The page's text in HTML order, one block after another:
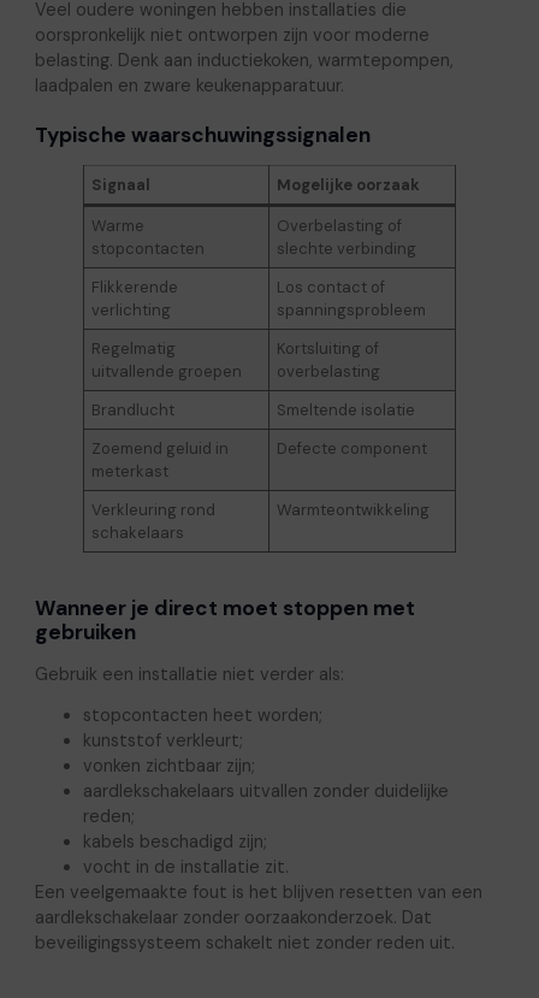
Veel oudere woningen hebben installaties die
oorspronkelijk niet ontworpen zijn voor moderne
belasting. Denk aan inductiekoken, warmtepompen,
laadpalen en zware keukenapparatuur.
Typische waarschuwingssignalen
Signaal
Mogelijke oorzaak
Warme
stopcontacten
Overbelasting of
slechte verbinding
Flikkerende
verlichting
Los contact of
spanningsprobleem
Regelmatig
uitvallende groepen
Kortsluiting of
overbelasting
Brandlucht
Smeltende isolatie
Zoemend geluid in
meterkast
Defecte component
Verkleuring rond
schakelaars
Warmteontwikkeling
Wanneer je direct moet stoppen met
gebruiken
Gebruik een installatie niet verder als:
stopcontacten heet worden;
kunststof verkleurt;
vonken zichtbaar zijn;
aardlekschakelaars uitvallen zonder duidelijke
reden;
kabels beschadigd zijn;
vocht in de installatie zit.
Een veelgemaakte fout is het blijven resetten van een
aardlekschakelaar zonder oorzaakonderzoek. Dat
beveiligingssysteem schakelt niet zonder reden uit.